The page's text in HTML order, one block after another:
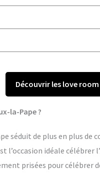
Découvrir les love
la-Pape ?
séduit de plus en plus de
l’occasion idéale
prisées pour célébrer